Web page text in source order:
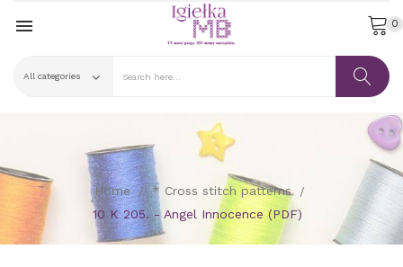
 0
Home
* Cross stitch patterns
10 K 205. - Angel Innocence (PDF)